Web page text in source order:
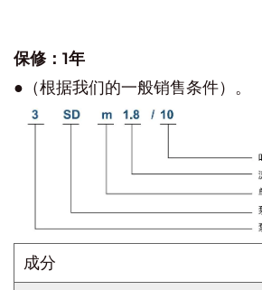
保修：1年
●（根据我们的一般销售条件）。
成分